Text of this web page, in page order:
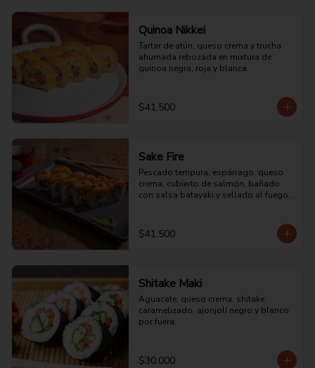
Quinoa Nikkei
Tartar de atún, queso crema y trucha
ahumada rebozada en mixtura de
quinoa negra, roja y blanca.
$41.500
Sake Fire
Pescado tempura, espárrago, queso
crema, cubierto de salmón, bañado
con salsa batayaki y sellado al fuego
$41.500
Shitake Maki
Aguacate, queso crema, shitake
caramelizado, ajonjolí negro y blanco
por fuera.
$30.000